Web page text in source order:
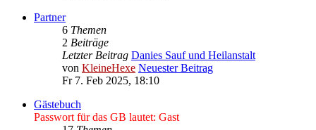
Partner
6 Themen
2 Beiträge
Letzter Beitrag Danies Sauf und Heilanstalt
von KleineHexe Neuester Beitrag
Fr 7. Feb 2025, 18:10
Gästebuch
Passwort für das GB lautet: Gast